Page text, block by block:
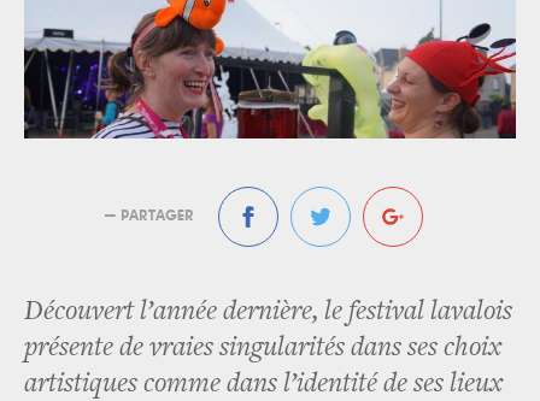
— PARTAGER
Découvert l’année dernière, le festival lavalois
présente de vraies singularités dans ses choix
artistiques comme dans l’identité de ses lieux